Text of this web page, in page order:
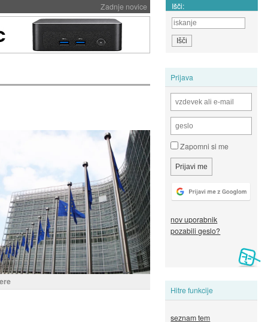
Zadnje novice Išči:
Prijava
Zapomni si me
nov uporabnik
pozabili geslo?
Hitre funkcije
seznam tem